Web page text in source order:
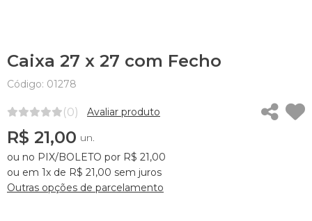
Caixa 27 x 27 com Fecho
Código: 01278
(0) Avaliar produto
R$ 21,00 un.
ou no PIX/BOLETO por R$ 21,00
ou em 1x de R$ 21,00 sem juros
Outras opções de parcelamento